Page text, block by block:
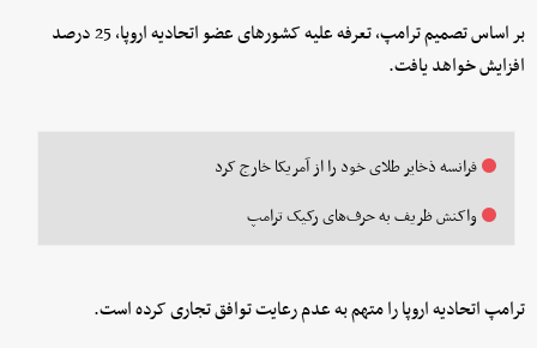
بر اساس تصمیم ترامپ، تعرفه علیه کشورهای عضو اتحادیه اروپا، 25 درصد
افزایش خواهد یافت.
فرانسه ذخایر طلای خود را از آمریکا خارج کرد
واکنش ظریف به حرف‌های رکیک ترامپ
ترامپ اتحادیه اروپا را متهم به عدم رعایت توافق تجاری کرده است.